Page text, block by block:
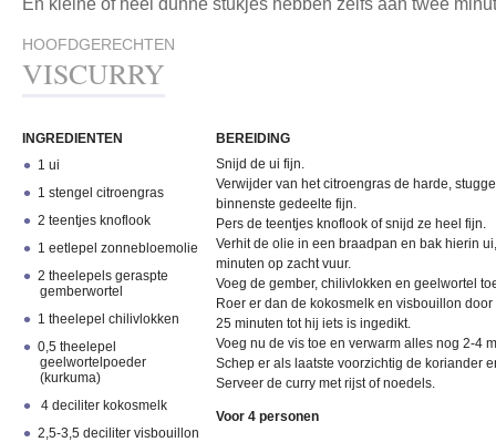
En kleine of heel dunne stukjes hebben zelfs aan twee
HOOFDGERECHTEN
VISCURRY
INGREDIENTEN
1 ui
1 stengel citroengras
2 teentjes knoflook
1 eetlepel zonnebloemolie
2 theelepels geraspte
gemberwortel
1 theelepel chilivlokken
0,5 theelepel
geelwortelpoeder
(kurkuma)
4 deciliter kokosmelk
2,5-3,5 deciliter visbouillon
BEREIDING
Snijd de ui fijn.
Verwijder van het citroengras de harde,
binnenste gedeelte fijn.
Pers de teentjes knoflook of snijd ze heel fijn.
Verhit de olie in een braadpan en bak hierin
minuten op zacht vuur.
Voeg de gember, chilivlokken en geelwortel
Roer er dan de kokosmelk en visbouillon
25 minuten tot hij iets is ingedikt.
Voeg nu de vis toe en verwarm alles nog 2-4
Schep er als laatste voorzichtig de koriander
Serveer de curry met rijst of noedels.
Voor 4 personen